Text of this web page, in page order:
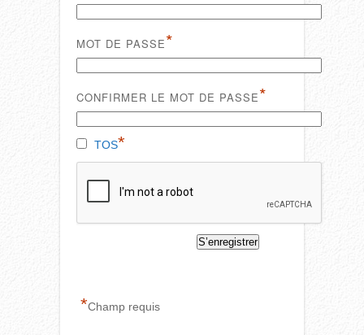
MOT DE PASSE*
CONFIRMER LE MOT DE PASSE*
TOS*
*Champ requis